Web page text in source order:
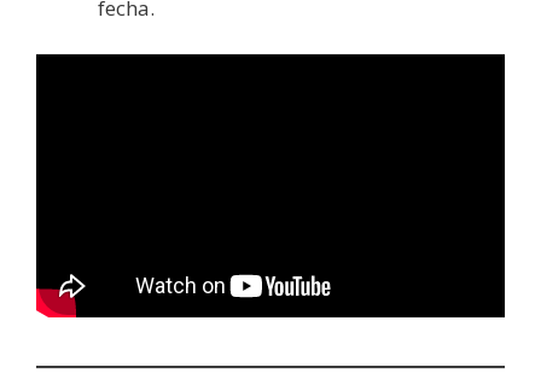
fecha.